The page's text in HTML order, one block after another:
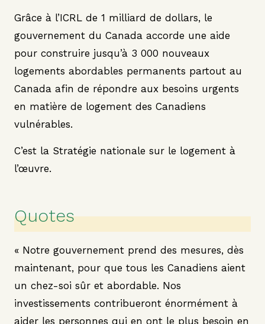
Grâce à l’ICRL de 1 milliard de dollars, le
gouvernement du Canada accorde une aide
pour construire jusqu’à 3 000 nouveaux
logements abordables permanents partout au
Canada afin de répondre aux besoins urgents
en matière de logement des Canadiens
vulnérables.
C’est la Stratégie nationale sur le logement à
l’œuvre.
Quotes
« Notre gouvernement prend des mesures, dès
maintenant, pour que tous les Canadiens aient
un chez-soi sûr et abordable. Nos
investissements contribueront énormément à
aider les personnes qui en ont le plus besoin en